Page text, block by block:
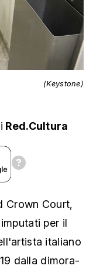
(Keystone)
Red.Cultura
Crown Court,
per il
italiano
dalla dimora-